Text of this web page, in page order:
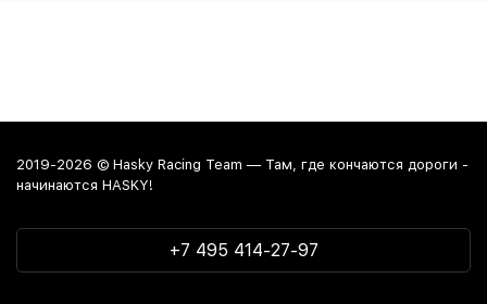
2019-2026 © Hasky Racing Team — Там, где кончаются дороги -
начинаются HASKY!
+7 495 414-27-97